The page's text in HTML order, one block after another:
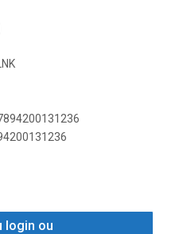
login ou